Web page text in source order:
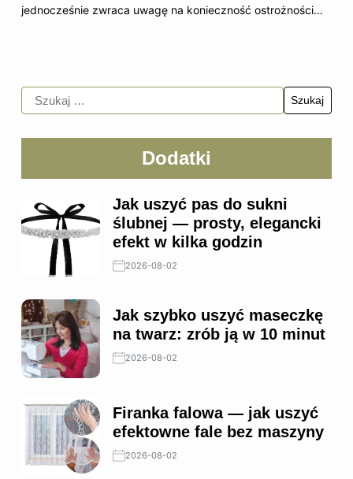
jednocześnie zwraca uwagę na konieczność ostrożności…
Dodatki
Jak uszyć pas do sukni
ślubnej — prosty, elegancki
efekt w kilka godzin
2026-08-02
Jak szybko uszyć maseczkę
na twarz: zrób ją w 10 minut
2026-08-02
Firanka falowa — jak uszyć
efektowne fale bez maszyny
2026-08-02